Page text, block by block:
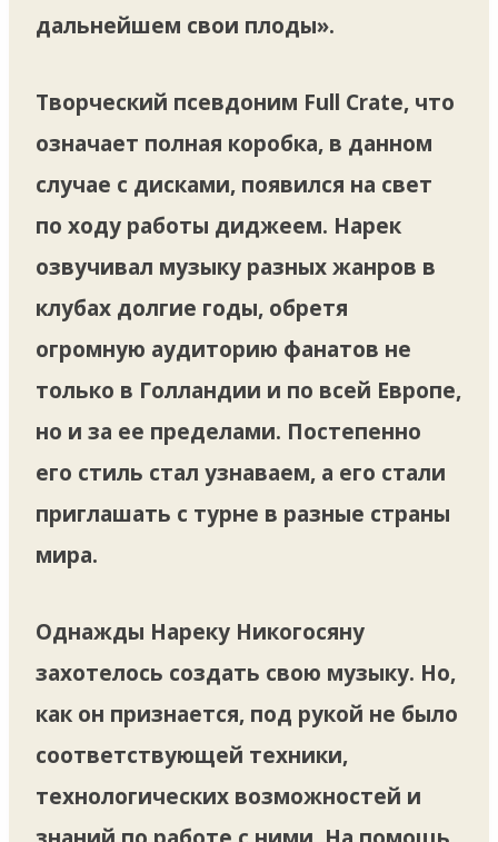
дальнейшем свои плоды».
Творческий псевдоним Full Crate, что
означает полная коробка, в данном
случае с дисками, появился на свет
по ходу работы диджеем. Нарек
озвучивал музыку разных жанров в
клубах долгие годы, обретя
огромную аудиторию фанатов не
только в Голландии и по всей Европе,
но и за ее пределами. Постепенно
его стиль стал узнаваем, а его стали
приглашать с турне в разные страны
мира.
Однажды Нареку Никогосяну
захотелось создать свою музыку. Но,
как он признается, под рукой не было
соответствующей техники,
технологических возможностей и